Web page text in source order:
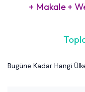
+ Makale +
Bugüne Kadar Hangi